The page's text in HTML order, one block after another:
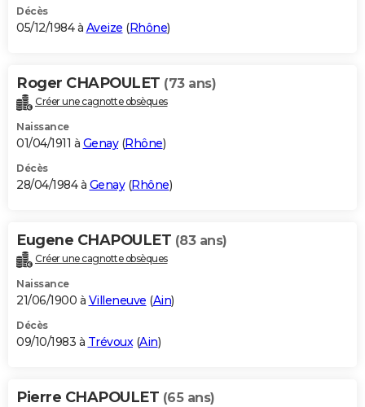
Décès
05/12/1984 à Aveize (Rhône)
Roger CHAPOULET (73 ans)
Créer une cagnotte obsèques
Naissance
01/04/1911 à Genay(Rhône)
Décès
28/04/1984 à Genay(Rhône)
Eugene CHAPOULET (83 ans)
Créer une cagnotte obsèques
Naissance
21/06/1900 à Villeneuve (Ain)
Décès
09/10/1983 à Trévoux (Ain)
Pierre CHAPOULET (65 ans)